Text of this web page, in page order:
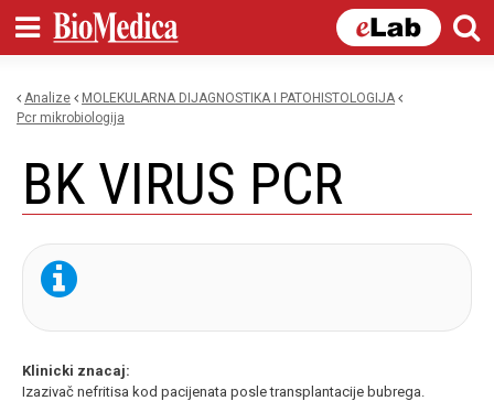
content
You are here
Analize
MOLEKULARNA DIJAGNOSTIKA I PATOHISTOLOGIJA
pcr mikrobiologija
BK VIRUS PCR
Klinicki znacaj:
Izazivač nefritisa kod pacijenata posle transplantacije bubrega.